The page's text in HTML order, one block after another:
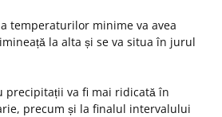
temperaturilor minime va avea
la alta și se va situa în jurul
precipitații va fi mai ridicată în
precum și la finalul intervalului